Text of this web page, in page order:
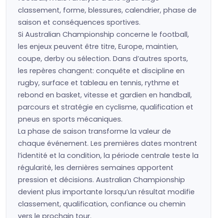
classement, forme, blessures, calendrier, phase de
saison et conséquences sportives.
Si Australian Championship concerne le football,
les enjeux peuvent être titre, Europe, maintien,
coupe, derby ou sélection. Dans d’autres sports,
les repères changent: conquête et discipline en
rugby, surface et tableau en tennis, rythme et
rebond en basket, vitesse et gardien en handball,
parcours et stratégie en cyclisme, qualification et
pneus en sports mécaniques.
La phase de saison transforme la valeur de
chaque événement. Les premières dates montrent
l’identité et la condition, la période centrale teste la
régularité, les dernières semaines apportent
pression et décisions. Australian Championship
devient plus importante lorsqu’un résultat modifie
classement, qualification, confiance ou chemin
vers le prochain tour.